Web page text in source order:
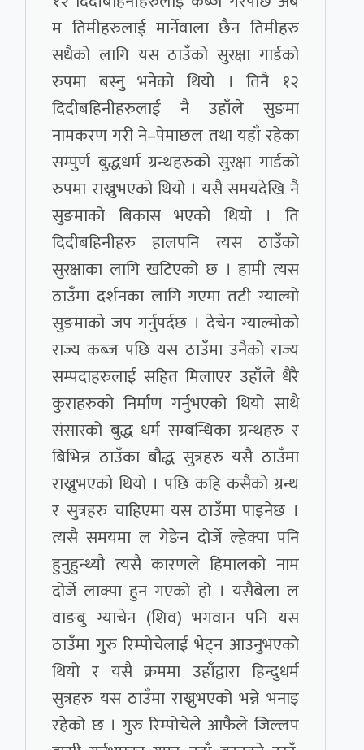
म तिमीहरुलाई मार्नेवाला छैन तिमीहरु
सधैको लागि यस ठाउँको सुरक्षा गार्डको
रुपमा बस्नु भनेको थियो । तिनै १२
दिदीबहिनीहरुलाई नै उहाँले सुङमा
नामकरण गरी ने–पेमाछल तथा यहाँ रहेका
सम्पुर्ण बुद्धधर्म ग्रन्थहरुको सुरक्षा गार्डको
रुपमा राख्नुभएको थियो । यसै समयदेखि नै
सुङमाको बिकास भएको थियो । ति
दिदीबहिनीहरु हालपनि त्यस ठाउँको
सुरक्षाका लागि खटिएको छ । हामी त्यस
ठाउँमा दर्शनका लागि गएमा तटी ग्याल्मो
सुङमाको जप गर्नुपर्दछ । देचेन ग्याल्मोको
राज्य कब्ज पछि यस ठाउँमा उनैको राज्य
सम्पदाहरुलाई सहित मिलाएर उहाँले धैरै
कुराहरुको निर्माण गर्नुभएको थियो साथै
संसारको बुद्ध धर्म सम्बन्धिका ग्रन्थहरु र
बिभिन्न ठाउँका बौद्ध सुत्रहरु यसै ठाउँमा
राख्नुभएको थियो । पछि कहि कसैको ग्रन्थ
र सुत्रहरु चाहिएमा यस ठाउँमा पाइनेछ ।
त्यसै समयमा ल गेङेन दोर्जे ल्हेक्पा पनि
हुनुहुन्थ्यौ त्यसै कारणले हिमालको नाम
दोर्जे लाक्पा हुन गएको हो । यसैबेला ल
वाङबु ग्याचेन (शिव) भगवान पनि यस
ठाउँमा गुरु रिम्पोचेलाई भेट्न आउनुभएको
थियो र यसै क्रममा उहाँद्वारा हिन्दुधर्म
सुत्रहरु यस ठाउँमा राख्नुभएको भन्ने भनाइ
रहेको छ । गुरु रिम्पोचेले आफैले जिल्लप